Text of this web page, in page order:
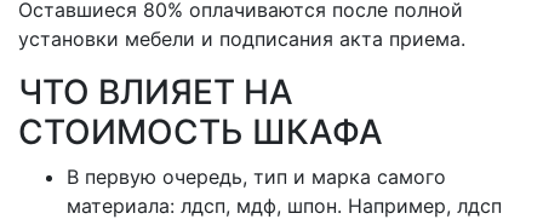
Оставшиеся 80% оплачиваются после полной
установки мебели и подписания акта приема.
ЧТО ВЛИЯЕТ НА
СТОИМОСТЬ ШКАФА
В первую очередь, тип и марка самого
материала: лдсп, мдф, шпон. Например, лдсп